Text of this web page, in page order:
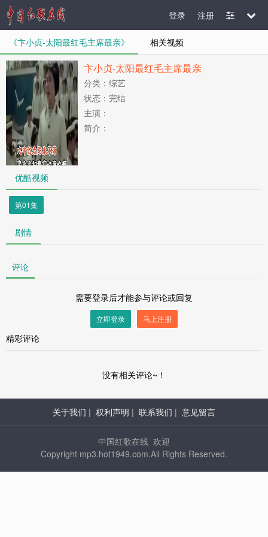
注册
登录
《卞小贞-太阳最红毛主席最亲》 相关视频
卞小贞-太阳最红毛主席最亲
分类：综艺
状态：完结
主演：
简介：
优酷视频
第01集
剧情
评论
需要登录后才能参与评论或回复
立即登录 马上注册
精彩评论
没有相关评论~！
关于我们 | 权利声明 | 联系我们 | 意见留言
中国红歌在线 欢迎
Copyright mp3.hot1949.com.All Rights Reserved.